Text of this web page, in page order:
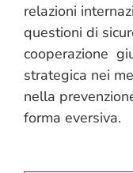
relazioni
questioni di
cooperazione
strategica nei
nella
forma eversiva.